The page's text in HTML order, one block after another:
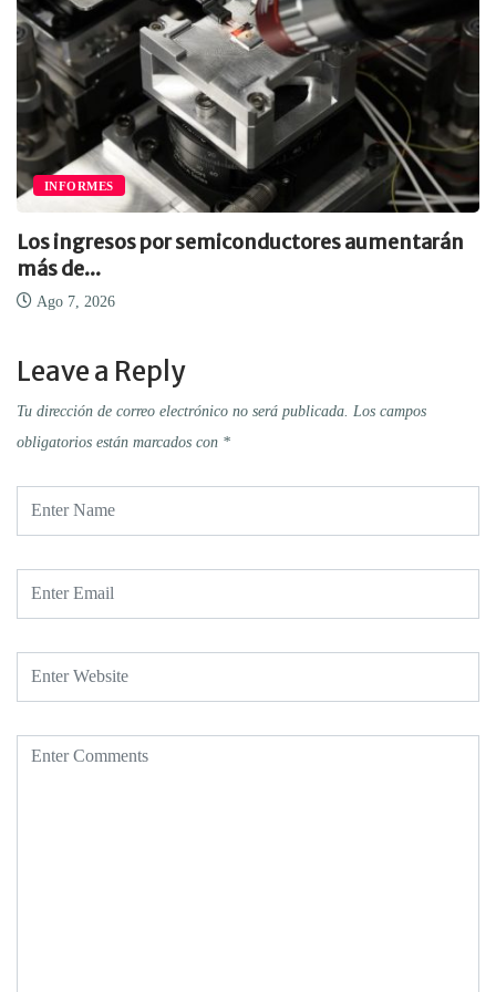
INFORMES
Los ingresos por semiconductores aumentarán
más de...
Ago 7, 2026
Leave a Reply
Tu dirección de correo electrónico no será publicada. Los campos
obligatorios están marcados con *